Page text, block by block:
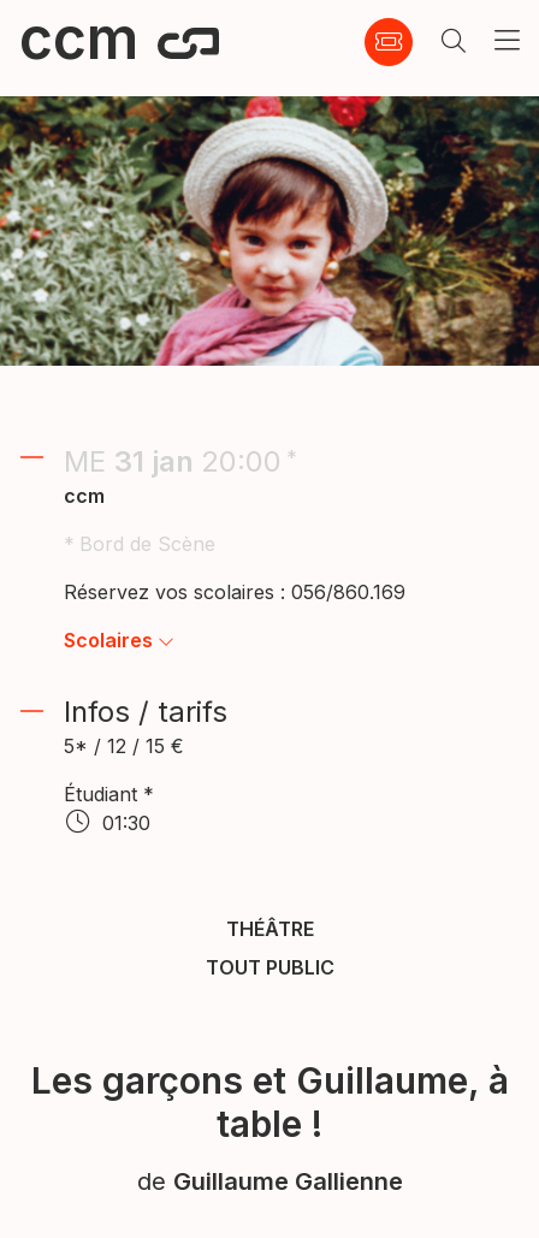
ccm
ME 31 jan 20:00 *
ccm
* Bord de Scène
Réservez vos scolaires : 056/860.169
Scolaires
Infos / tarifs
5* / 12 / 15 €
Étudiant *
01:30
THÉÂTRE
TOUT PUBLIC
Les garçons et Guillaume, à
table !
de Guillaume Gallienne